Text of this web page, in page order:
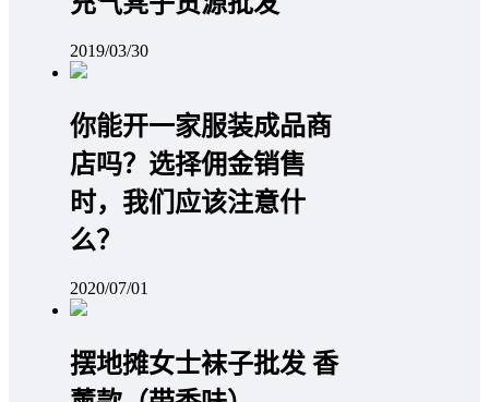
2019/03/30
你能开一家服装成品商
店吗？选择佣金销售
时，我们应该注意什
么？
2020/07/01
摆地摊女士袜子批发 香